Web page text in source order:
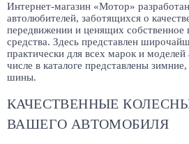
Интернет-магазин «Мотор»
автолюбителей, заботящихся о
передвижении и ценящих собственное
средства. Здесь представлен
практически для всех марок и
числе в каталоге представлены
шины.
КАЧЕСТВЕННЫЕ
ВАШЕГО АВТОМОБИЛЯ